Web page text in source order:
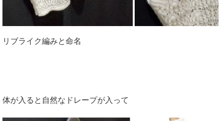
リブライク編みと命名
体が入ると自然なドレープが入って